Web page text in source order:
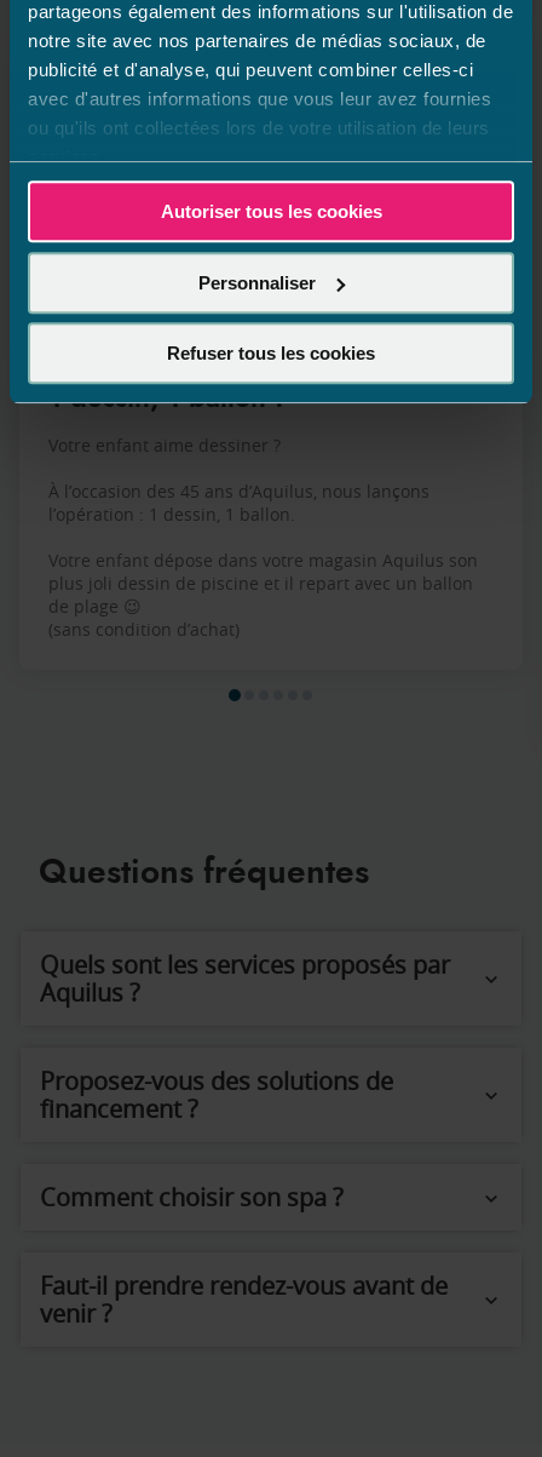
partageons également des informations sur l'utilisation de
notre site avec nos partenaires de médias sociaux, de
publicité et d'analyse, qui peuvent combiner celles-ci
avec d'autres informations que vous leur avez fournies
ou qu'ils ont collectées lors de votre utilisation de leurs
services.
Autoriser tous les cookies
Personnaliser
Refuser tous les cookies
1 dessin, 1 ballon !
Votre enfant aime dessiner ?
À l’occasion des 45 ans d’Aquilus, nous lançons
l’opération : 1 dessin, 1 ballon.
Votre enfant dépose dans votre magasin Aquilus son
plus joli dessin de piscine et il repart avec un ballon
de plage 😉
(sans condition d’achat)
Questions fréquentes
Quels sont les services proposés par
Aquilus ?
Proposez-vous des solutions de
financement ?
Comment choisir son spa ?
Faut-il prendre rendez-vous avant de
venir ?